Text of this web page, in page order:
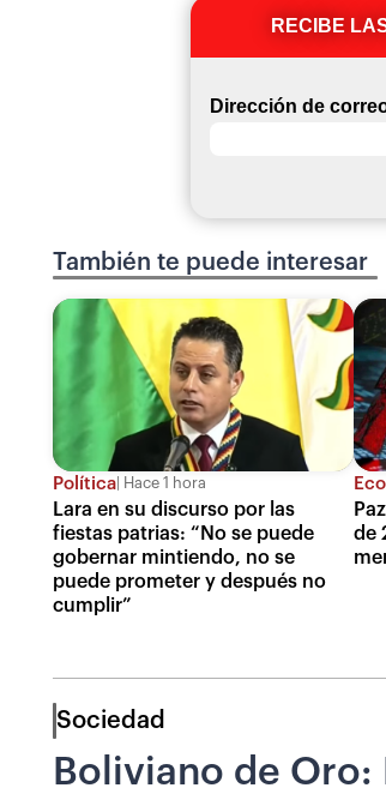
RECIBE
Dirección de
También te puede interesar
Política Hace 1 hora
Lara en su discurso por las
fiestas patrias: “No se puede
gobernar mintiendo, no se
puede prometer y después no
cumplir”
de
Sociedad
Boliviano de